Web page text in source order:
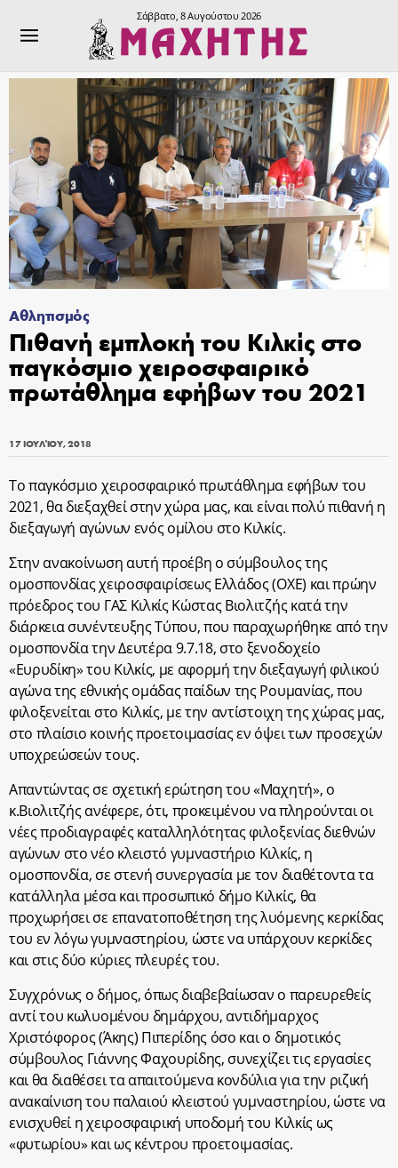
Σάββατο, 8 Αυγούστου 2026
Αθλητισμός
Πιθανή εμπλοκή του Κιλκίς στο
παγκόσμιο χειροσφαιρικό
πρωτάθλημα εφήβων του 2021
17 ΙΟΥΛΊΟΥ, 2018
Το παγκόσμιο χειροσφαιρικό πρωτάθλημα εφήβων του
2021, θα διεξαχθεί στην χώρα μας, και είναι πολύ πιθανή η
διεξαγωγή αγώνων ενός ομίλου στο Κιλκίς.
Στην ανακοίνωση αυτή προέβη ο σύμβουλος της
ομοσπονδίας χειροσφαιρίσεως Ελλάδος (ΟΧΕ) και πρώην
πρόεδρος του ΓΑΣ Κιλκίς Κώστας Βιολιτζής κατά την
διάρκεια συνέντευξης Τύπου, που παραχωρήθηκε από την
ομοσπονδία την Δευτέρα 9.7.18, στο ξενοδοχείο
«Ευρυδίκη» του Κιλκίς, με αφορμή την διεξαγωγή φιλικού
αγώνα της εθνικής ομάδας παίδων της Ρουμανίας, που
φιλοξενείται στο Κιλκίς, με την αντίστοιχη της χώρας μας,
στο πλαίσιο κοινής προετοιμασίας εν όψει των προσεχών
υποχρεώσεών τους.
Απαντώντας σε σχετική ερώτηση του «Μαχητή», ο
κ.Βιολιτζής ανέφερε, ότι, προκειμένου να πληρούνται οι
νέες προδιαγραφές καταλληλότητας φιλοξενίας διεθνών
αγώνων στο νέο κλειστό γυμναστήριο Κιλκίς, η
ομοσπονδία, σε στενή συνεργασία με τον διαθέτοντα τα
κατάλληλα μέσα και προσωπικό δήμο Κιλκίς, θα
προχωρήσει σε επανατοποθέτηση της λυόμενης κερκίδας
του εν λόγω γυμναστηρίου, ώστε να υπάρχουν κερκίδες
και στις δύο κύριες πλευρές του.
Συγχρόνως ο δήμος, όπως διαβεβαίωσαν ο παρευρεθείς
αντί του κωλυομένου δημάρχου, αντιδήμαρχος
Χριστόφορος (Άκης) Πιπερίδης όσο και ο δημοτικός
σύμβουλος Γιάννης Φαχουρίδης, συνεχίζει τις εργασίες
και θα διαθέσει τα απαιτούμενα κονδύλια για την ριζική
ανακαίνιση του παλαιού κλειστού γυμναστηρίου, ώστε να
ενισχυθεί η χειροσφαιρική υποδομή του Κιλκίς ως
«φυτωρίου» και ως κέντρου προετοιμασίας.